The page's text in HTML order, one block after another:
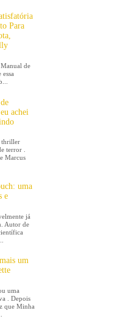
Para
de
achei
thriller
terror .
Marcus
uma
e
já
Autor de
um
uma
. Depois
que Minha